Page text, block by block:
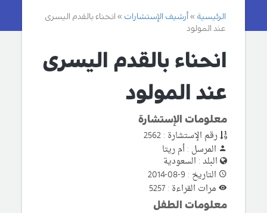
الرئيسية أرشيف الإستشارات
انحناء بالقدم اليسرى
عند المولود
انحناء بالقدم اليسرى
عند المولود
معلومات الإستشارة
رقم الإستشارة : 2562
المرسل : أم ريتا
البلد : السعودية
التاريخ : 9-08-2014
مرات القراءة : 5257
معلومات الطفل